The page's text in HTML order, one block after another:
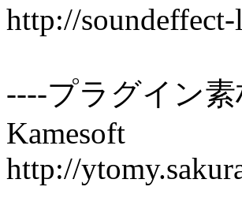
http://
----プラグイン
Kamesoft
http://